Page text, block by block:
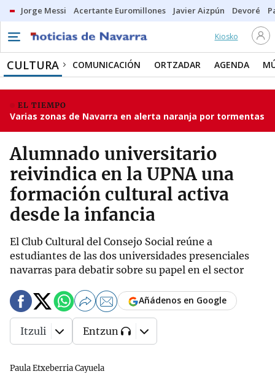
Jorge Messi Acertante Euromillones Javier Aizpún Devoré
Kiosko
CULTURA COMUNICACIÓN ORTZADAR AGENDA
EL TIEMPO
Varias zonas de Navarra en alerta naranja por tormentas
Alumnado universitario
reivindica en la UPNA una
formación cultural activa
desde la infancia
El Club Cultural del Consejo Social reúne a
estudiantes de las dos universidades presenciales
navarras para debatir sobre su papel en el sector
Paula Etxeberria Cayuela
Añádenos en Google
Itzuli Entzun